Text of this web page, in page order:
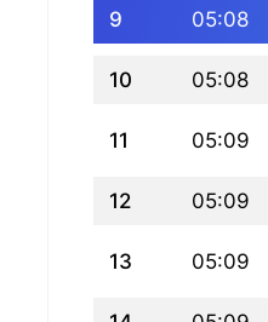
9 05:08
10 05:08
11 05:09
12 05:09
13 05:09